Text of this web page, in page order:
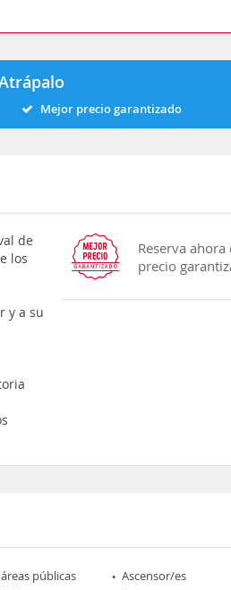
Mejor precio garantizado
de
los
y a su
Reserva
precio
públicas
Ascensor/es